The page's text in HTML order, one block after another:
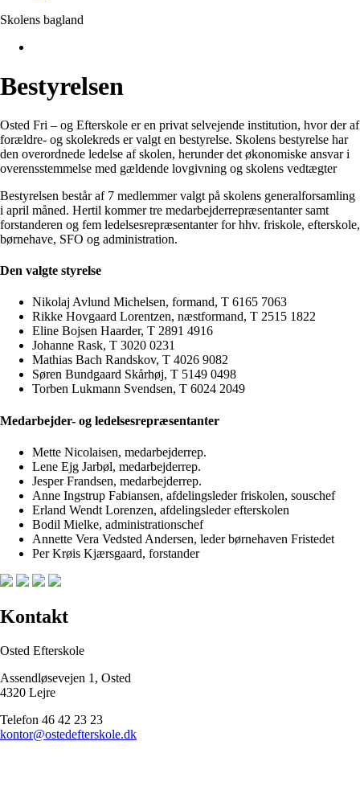
Skolens bagland
Bestyrelsen
Osted Fri – og Efterskole er en privat selvejende institution, hvor der af
forældre- og skolekreds er valgt en bestyrelse. Skolens bestyrelse har
den overordnede ledelse af skolen, herunder det økonomiske ansvar i
overensstemmelse med gældende lovgivning og skolens vedtægter
Bestyrelsen består af 7 medlemmer valgt på skolens generalforsamling
i april måned. Hertil kommer tre medarbejderrepræsentanter samt
forstanderen og fem ledelsesrepræsentanter for hhv. friskole, efterskole,
børnehave, SFO og administration.
Den valgte styrelse
Nikolaj Avlund Michelsen, formand, T 6165 7063
Rikke Hovgaard Lorentzen, næstformand, T 2515 1822
Eline Bojsen Haarder, T 2891 4916
Johanne Rask, T 3020 0231
Mathias Bach Randskov, T 4026 9082
Søren Bundgaard Skårhøj, T 5149 0498
Torben Lukmann Svendsen, T 6024 2049
Medarbejder- og ledelsesrepræsentanter
Mette Nicolaisen, medarbejderrep.
Lene Ejg Jarbøl, medarbejderrep.
Jesper Frandsen, medarbejderrep.
Anne Ingstrup Fabiansen, afdelingsleder friskolen, souschef
Erland Wendt Lorenzen, afdelingsleder efterskolen
Bodil Mielke, administrationschef
Annette Vera Vedsted Andersen, leder børnehaven Fristedet
Per Krøis Kjærsgaard, forstander
Kontakt
Osted Efterskole
Assendløsevejen 1, Osted
4320 Lejre
Telefon 46 42 23 23
kontor@ostedefterskole.dk